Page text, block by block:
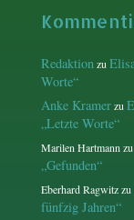
Redaktion zu
Worte“
Anke Kramerzu
„Letzte Worte“
Marilen Hartmann zu
„Gefunden“
Eberhard Ragwitzzu
fünfzig Jahren“